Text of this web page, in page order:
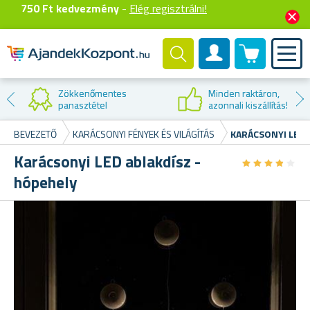
750 Ft kedvezmény - Elég regisztrálni!
Felhasználók fiók
0 termék
Zökkenőmentes
panasztétel
Minden raktáron,
azonnali kiszállítás!
BEVEZETŐ
KARÁCSONYI FÉNYEK ÉS VILÁGÍTÁS KARÁCSONYI LED
Karácsonyi LED ablakdísz -
hópehely
★★★★
★★★★